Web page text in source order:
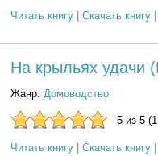
Читать книгу Скачать книгу
На крыльях удачи
Жанр: Домоводство
5 из 5
Читать книгу Скачать книгу